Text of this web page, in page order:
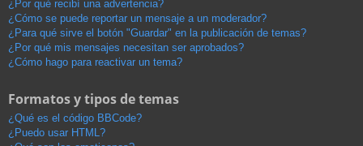
¿Por qué recibí una advertencia?
¿Cómo se puede reportar un mensaje a un moderador?
¿Para qué sirve el botón "Guardar" en la publicación de temas?
¿Por qué mis mensajes necesitan ser aprobados?
¿Cómo hago para reactivar un tema?
Formatos y tipos de temas
¿Qué es el código BBCode?
¿Puedo usar HTML?